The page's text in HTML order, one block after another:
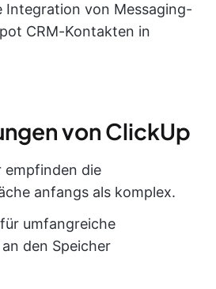
Integration von Messaging-
CRM-Kontakten in
von ClickUp
empfinden die
anfangs als komplex.
umfangreiche
den Speicher